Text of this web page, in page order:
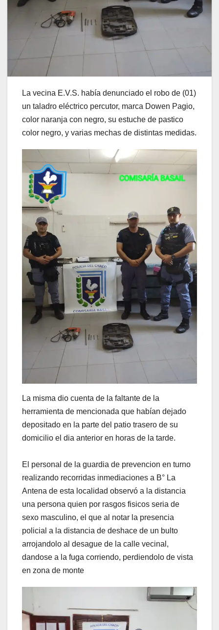
La vecina E.V.S. había denunciado el robo de (01)
un taladro eléctrico percutor, marca Dowen Pagio,
color naranja con negro, su estuche de pastico
color negro, y varias mechas de distintas medidas.
La misma dio cuenta de la faltante de la
herramienta de mencionada que habían dejado
depositado en la parte del patio trasero de su
domicilio el dia anterior en horas de la tarde.
El personal de la guardia de prevencion en turno
realizando recorridas inmediaciones a B° La
Antena de esta localidad observó a la distancia
una persona quien por rasgos fisicos seria de
sexo masculino, el que al notar la presencia
policial a la distancia de deshace de un bulto
arrojandolo al desague de la calle vecinal,
dandose a la fuga corriendo, perdiendolo de vista
en zona de monte